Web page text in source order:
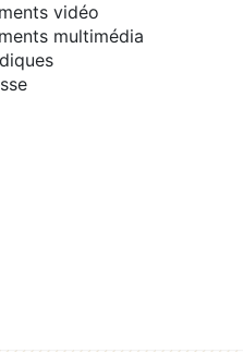
vidéo
multimédia